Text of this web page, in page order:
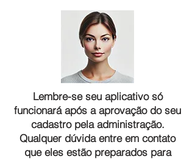
Lembre-se seu aplicativo só
funcionará após a aprovação do seu
cadastro pela administração.
Qualquer dúvida entre em contato
que eles estão preparados para